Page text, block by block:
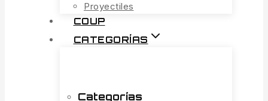
Proyectiles
COUP
CATEGORÍAS
Categorías